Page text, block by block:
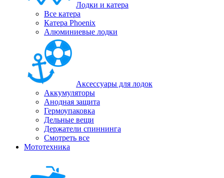
Лодки и катера
Все катера
Катера Phoenix
Алюминиевые лодки
Аксессуары для лодок
Аккумуляторы
Анодная защита
Гермоупаковка
Дельные вещи
Держатели спиннинга
Смотреть все
Мототехника